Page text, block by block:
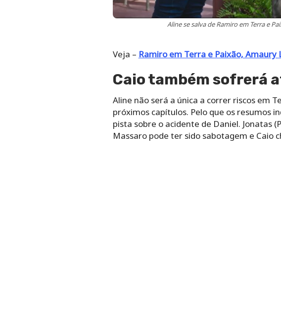
Aline se salva de Ramiro em Terra e
Veja – Ramiro em Terra e Paixão,
Caio também sofrerá
Aline não será a única a correr riscos em
próximos capítulos. Pelo que os resumos
pista sobre o acidente de Daniel. Jonatas
Massaro pode ter sido sabotagem e Caio